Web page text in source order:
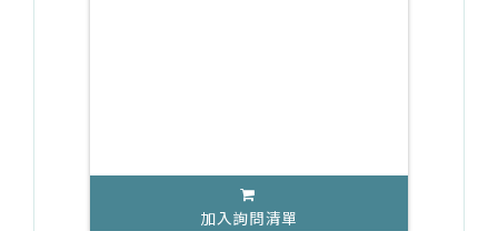
加入詢問清單